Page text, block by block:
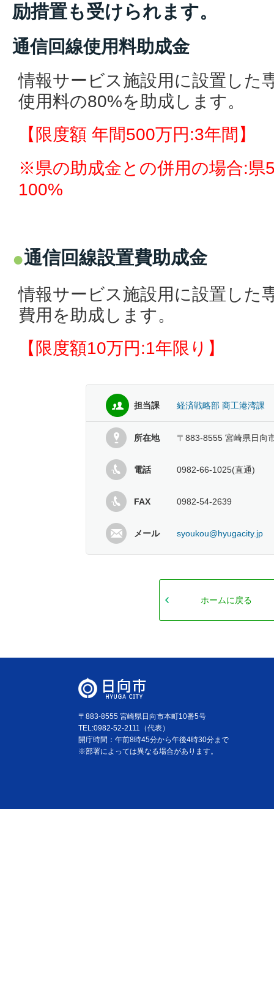
励措置も受けられます。
通信回線使用料助成金
情報サービス施設用に設置した
使用料の80%を助成します。
【限度額 年間500万円:3年間】
※県の助成金との併用の場合:県
100%
通信回線設置費助成金
情報サービス施設用に設置した
費用を助成します。
【限度額10万円:1年限り】
担当課 経済戦略部 商工港湾課
所在地 〒883-8555 宮崎県日向
電話 0982-66-1025(直通)
FAX 0982-54-2639
メール syoukou@hyugacity.jp
ホームに戻る
〒883-8555 宮崎県日向市本町10番5号
TEL:0982-52-2111（代表）
開庁時間：午前8時45分から午後4時30分まで
※部署によっては異なる場合があります。